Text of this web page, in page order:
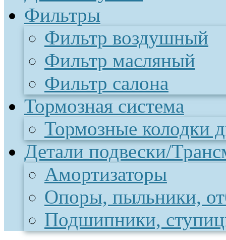
Фильтры
Фильтр воздушный
Фильтр масляный
Фильтр салона
Тормозная система
Тормозные колодки
Детали подвески/
Амортизаторы
Опоры, пыльники,
Подшипники,